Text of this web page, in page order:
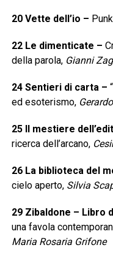
20 Vette dell’io –
22 Le dimenticate –
della parola, Gianni
24 Sentieri di carta–
ed esoterismo,
25 Il mestiere
ricerca dell’arcano,
26 La biblioteca del
cielo aperto, Silvia
29 Zibaldone – Libro
una favola
Maria Rosaria Grifone